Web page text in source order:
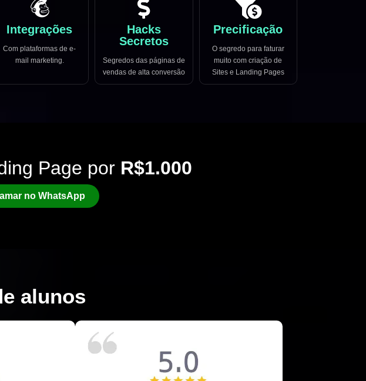
Integrações
Com plataformas de e-
mail marketing.
Hacks
Secretos
Segredos das páginas de
vendas de alta conversão
Precificação
O segredo para faturar
muito com criação de
Sites e Landing Pages
Page por R$1.000
no WhatsApp
alunos